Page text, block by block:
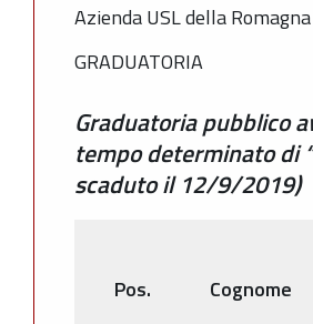
Azienda USL della Romagna
GRADUATORIA
Graduatoria pubblico
tempo determinato di
scaduto il 12/9/2019)
Pos. Cognome